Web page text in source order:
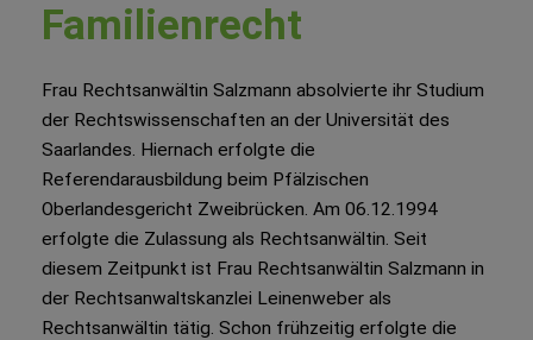
Familienrecht
Frau Rechtsanwältin Salzmann absolvierte ihr Studium
der Rechtswissenschaften an der Universität des
Saarlandes. Hiernach erfolgte die
Referendarausbildung beim Pfälzischen
Oberlandesgericht Zweibrücken. Am 06.12.1994
erfolgte die Zulassung als Rechtsanwältin. Seit
diesem Zeitpunkt ist Frau Rechtsanwältin Salzmann in
der Rechtsanwaltskanzlei Leinenweber als
Rechtsanwältin tätig. Schon frühzeitig erfolgte die